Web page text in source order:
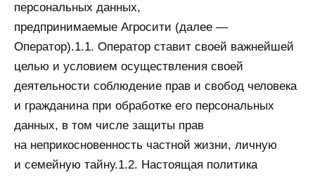
персональных данных,
предпринимаемые Агросити (далее —
Оператор).1.1. Оператор ставит своей важнейшей
целью и условием осуществления своей
деятельности соблюдение прав и свобод человека
и гражданина при обработке его персональных
данных, в том числе защиты прав
на неприкосновенность частной жизни, личную
и семейную тайну.1.2. Настоящая политика